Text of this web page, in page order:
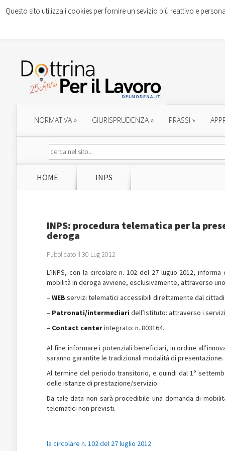
NORMATIVA» GIURISPRUDENZA» PRASSI »
HOME INPS
INPS: procedura telematica per la
deroga
Pubblicato il 30 Lug 2012
L’INPS, con la circolare n. 102 del 27 luglio 2012,
mobilità in deroga avviene, esclusivamente, attraverso
–WEB:servizi telematici accessibili direttamente dal
– Patronati/intermediari dell’Istituto: attraverso i
– Contact centerintegrato: n. 803164.
Al fine informare i potenziali beneficiari, in ordine
saranno garantite le tradizionali modalità di
Al termine del periodo transitorio, e quindi dal 1°
delle istanze di prestazione/servizio.
Da tale data non sarà procedibile una domanda di
telematici non previsti.
la circolare n. 102 del 27 luglio 2012
Questo sito utilizza i cookies per fornire un sevizio più reattivo e